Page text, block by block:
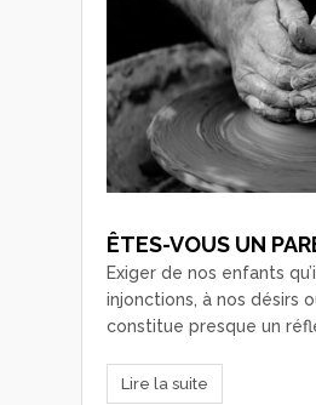
ÊTES-VOUS UN
Exiger de nos enfants
injonctions, à nos désirs
constitue presque un
Lire la suite